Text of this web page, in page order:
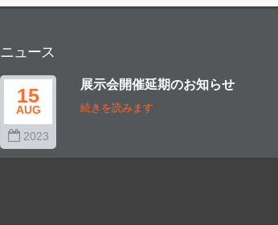
ニュース
15
AUG
2023
展示会開催延期のお知らせ
続きを読みます